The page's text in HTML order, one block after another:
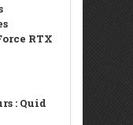
RTX
: Quid